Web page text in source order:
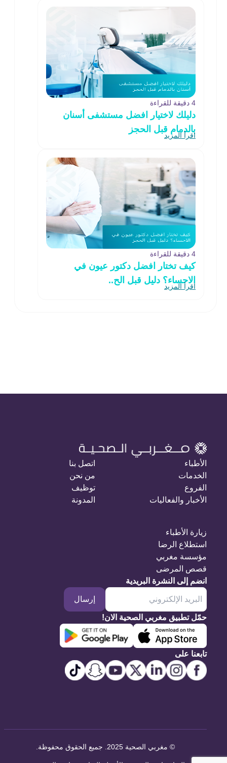
4 دقيقة للقراءة
دليلك لاختيار افضل مستشفى أسنان
بالدمام قبل الحجز
اقرأ المزيد
4 دقيقة للقراءة
كيف تختار افضل دكتور عيون في
الاحساء؟ دليل قبل الح..
اقرأ المزيد
الأطباء
الخدمات
الفروع
الأخبار والفعاليات
اتصل بنا
من نحن
توظيف
المدونة
زيارة الأطباء
استطلاع الرضا
مؤسسة مغربي
قصص المرضى
انضم إلى النشرة البريدية
إرسال
حمّل تطبيق مغربي الصحية الان!
تابعنا على
© مغربي الصحية 2025. جميع الحقوق محفوظة